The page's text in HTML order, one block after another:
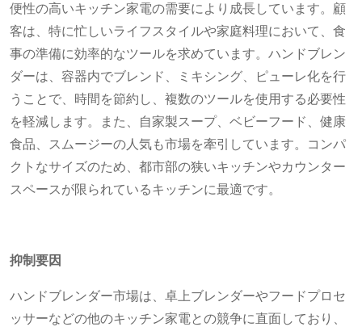
便性の高いキッチン家電の需要により成長しています。顧
客は、特に忙しいライフスタイルや家庭料理において、食
事の準備に効率的なツールを求めています。ハンドブレン
ダーは、容器内でブレンド、ミキシング、ピューレ化を行
うことで、時間を節約し、複数のツールを使用する必要性
を軽減します。また、自家製スープ、ベビーフード、健康
食品、スムージーの人気も市場を牽引しています。コンパ
クトなサイズのため、都市部の狭いキッチンやカウンター
スペースが限られているキッチンに最適です。
抑制要因
ハンドブレンダー市場は、卓上ブレンダーやフードプロセ
ッサーなどの他のキッチン家電との競争に直面しており、